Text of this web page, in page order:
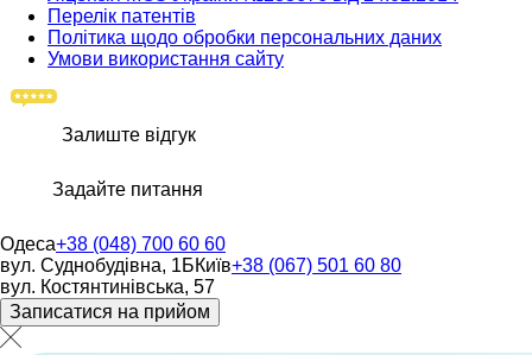
Перелік патентів
Політика щодо обробки персональних даних
Умови використання сайту
Залиште відгук
Задайте питання
Одеса+38 (048) 700 60 60
вул. Суднобудівна, 1БКиїв+38 (067) 501 60 80
вул. Костянтинівська, 57
Записатися на прийом